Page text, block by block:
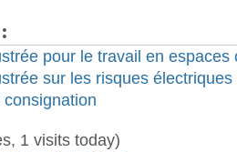
pour le travail en espaces
sur les risques électriques
1 visits today)